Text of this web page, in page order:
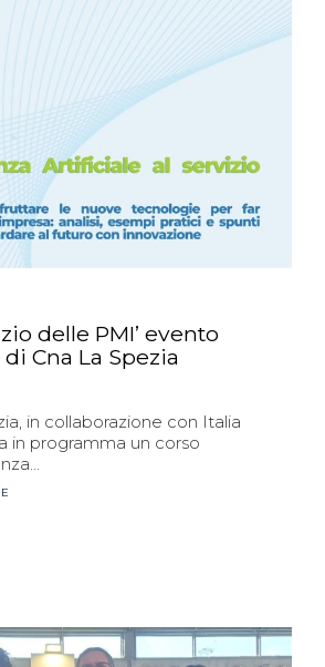
delle PMI’ evento
Cna La Spezia
in collaborazione con Italia
in programma un corso